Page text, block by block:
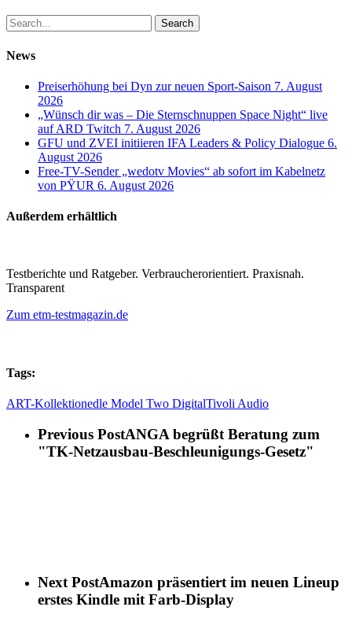
Search
News
Preiserhöhung bei Dyn zur neuen Sport-Saison 7. August
2026
„Wünsch dir was – Die Sternschnuppen Space Night“ live
auf ARD Twitch 7. August 2026
GFU und ZVEI initiieren IFA Leaders & Policy Dialogue 6.
August 2026
Free-TV-Sender „wedotv Movies“ ab sofort im Kabelnetz
von PŸUR 6. August 2026
Außerdem erhältlich
Testberichte und Ratgeber. Verbraucherorientiert. Praxisnah.
Transparent
Zum etm-testmagazin.de
Tags:
ART-Kollektionedle Model Two DigitalTivoli Audio
Previous PostANGA begrüßt Beratung zum
"TK-Netzausbau-Beschleunigungs-Gesetz"
Next PostAmazon präsentiert im neuen Lineup
erstes Kindle mit Farb-Display